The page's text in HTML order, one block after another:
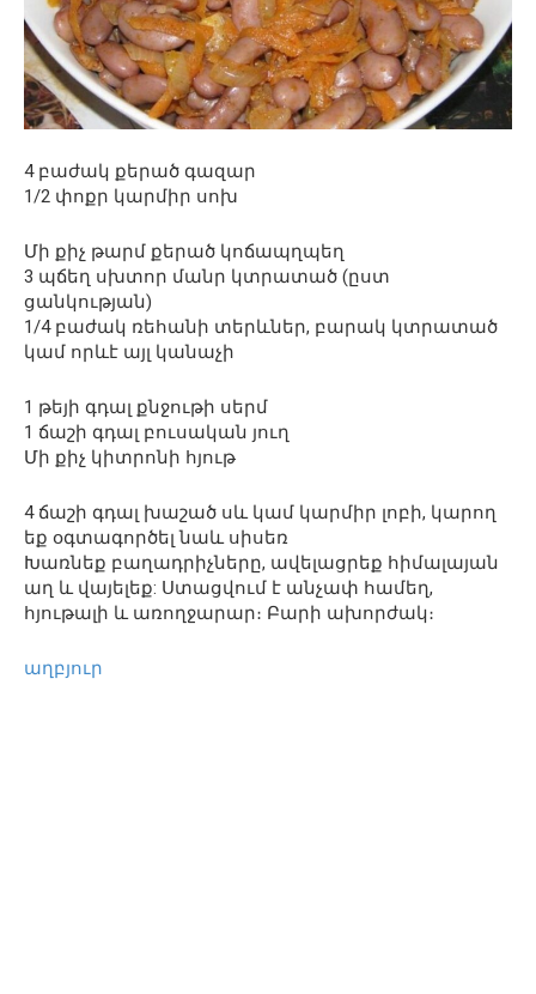
4 բաժակ քերած գազար
1/2 փոքր կարմիր սոխ
Մի քիչ թարմ քերած կոճապղպեղ
3 պճեղ սխտոր մանր կտրատած (ըստ
ցանկության)
1/4 բաժակ ռեհանի տերևներ, բարակ կտրատած
կամ որևէ այլ կանաչի
1 թեյի գդալ քնջութի սերմ
1 ճաշի գդալ բուսական յուղ
Մի քիչ կիտրոնի հյութ
4 ճաշի գդալ խաշած սև կամ կարմիր լոբի, կարող
եք օգտագործել նաև սիսեռ
Խառնեք բաղադրիչները, ավելացրեք հիմալայան
աղ և վայելեք: Ստացվում է անչափ համեղ,
հյութալի և առողջարար։ Բարի ախորժակ։
աղբյուր